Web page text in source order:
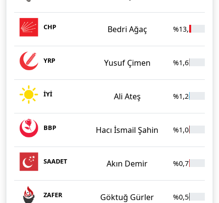
CHP Bedri Ağaç %13,36
YRP Yusuf Çimen %1,67
İYİ Ali Ateş %1,24
BBP Hacı İsmail Şahin %1,08
SAADET Akın Demir %0,77
ZAFER Göktuğ Gürler %0,50